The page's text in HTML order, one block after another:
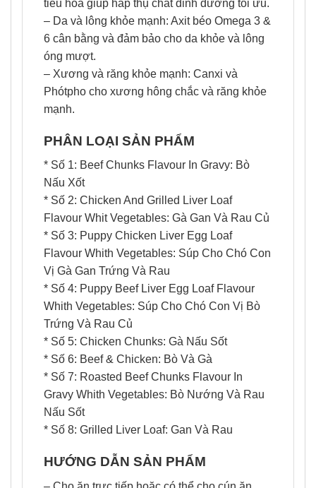
tiêu hóa giúp hấp thụ chất dinh dưỡng tối ưu.
– Da và lông khỏe mạnh: Axit béo Omega 3 &
6 cân bằng và đảm bảo cho da khỏe và lông
óng mượt.
– Xương và răng khỏe mạnh: Canxi và
Phótpho cho xương hông chắc và răng khỏe
mạnh.
PHÂN LOẠI SẢN PHẨM
* Số 1: Beef Chunks Flavour In Gravy: Bò
Nấu Xốt
* Số 2: Chicken And Grilled Liver Loaf
Flavour Whit Vegetables: Gà Gan Và Rau Củ
* Số 3: Puppy Chicken Liver Egg Loaf
Flavour Whith Vegetables: Súp Cho Chó Con
Vị Gà Gan Trứng Và Rau
* Số 4: Puppy Beef Liver Egg Loaf Flavour
Whith Vegetables: Súp Cho Chó Con Vị Bò
Trứng Và Rau Củ
* Số 5: Chicken Chunks: Gà Nấu Sốt
* Số 6: Beef & Chicken: Bò Và Gà
* Số 7: Roasted Beef Chunks Flavour In
Gravy Whith Vegetables: Bò Nướng Và Rau
Nấu Sốt
* Số 8: Grilled Liver Loaf: Gan Và Rau
HƯỚNG DẪN SẢN PHẨM